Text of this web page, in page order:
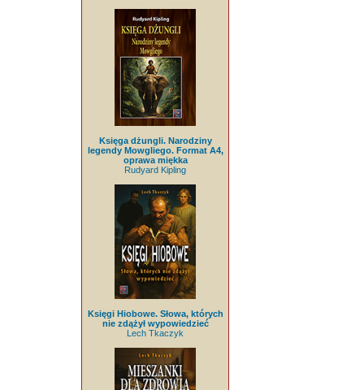
Księga dżungli. Narodziny
legendy Mowgliego. Format A4,
oprawa miękka
Rudyard Kipling
Księgi Hiobowe. Słowa, których
nie zdążył wypowiedzieć
Lech Tkaczyk